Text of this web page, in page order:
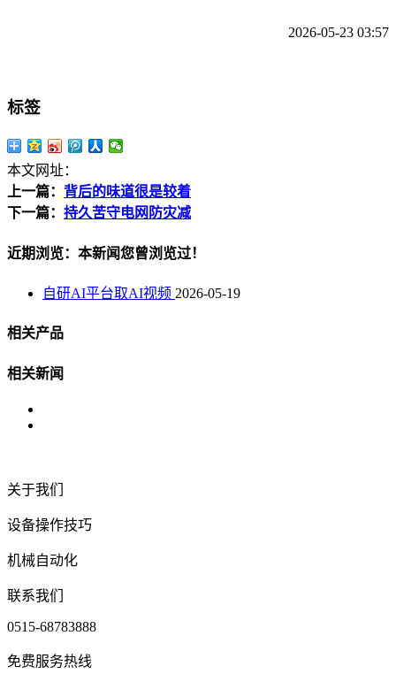
2026-05-23 03:57
标签
本文网址：
上一篇： 背后的味道很是较着
下一篇： 持久苦守电网防灾减
近期浏览：本新闻您曾浏览过！
自研AI平台取AI视频 2026-05-19
相关产品
相关新闻
关于我们
设备操作技巧
机械自动化
联系我们
0515-68783888
免费服务热线